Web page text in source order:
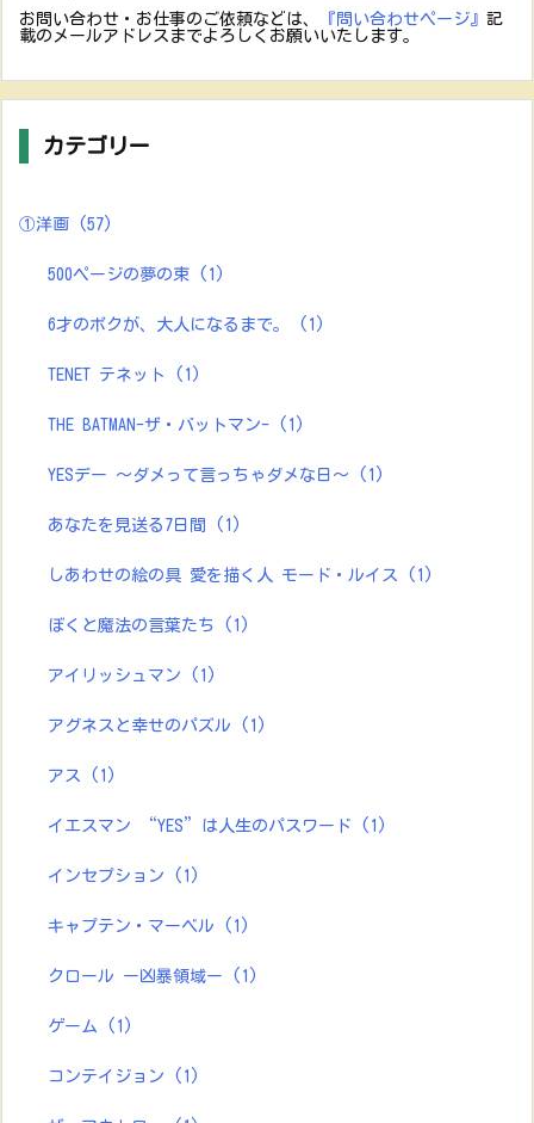
お問い合わせ・お仕事のご依頼などは、
『問い合わせページ』 記
載のメールアドレスまでよろしくお願いいたします。
カテゴリー
①洋画 (57)
500ページの夢の束 (1)
6才のボクが、大人になるまで。 (1)
TENET テネット (1)
THE BATMAN-ザ・バットマン- (1)
YESデー ～ダメって言っちゃダメな日～ (1)
あなたを見送る7日間 (1)
しあわせの絵の具 愛を描く人 モード・ルイス (1)
ぼくと魔法の言葉たち (1)
アイリッシュマン (1)
アグネスと幸せのパズル (1)
アス (1)
イエスマン “YES”は人生のパスワード (1)
インセプション (1)
キャプテン・マーベル (1)
クロール ー凶暴領域ー (1)
ゲーム (1)
コンテイジョン (1)